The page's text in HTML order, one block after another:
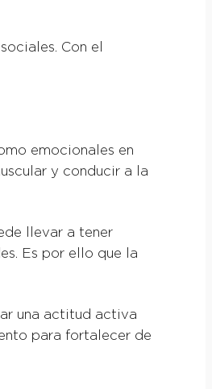
Con el
emocionales en
y conducir a la
llevar a tener
Es por ello que la
una actitud activa
para fortalecer de